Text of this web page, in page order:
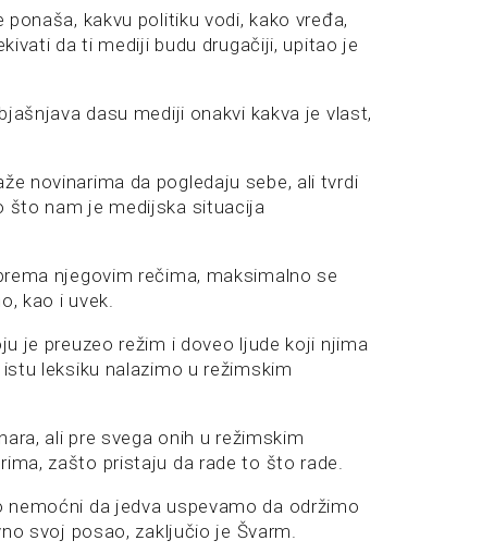
kakvu politiku vodi, kako vređa,
da ti mediji budu drugačiji, upitao je
dasu mediji onakvi kakva je vlast,
novinarima da pogledaju sebe, ali tvrdi
što nam je medijska situacija
njegovim rečima, maksimalno se
kao i uvek.
je preuzeo režim i doveo ljude koji njima
leksiku nalazimo u režimskim
ali pre svega onih u režimskim
zašto pristaju da rade to što rade.
da jedva uspevamo da održimo
svoj posao, zaključio je Švarm.